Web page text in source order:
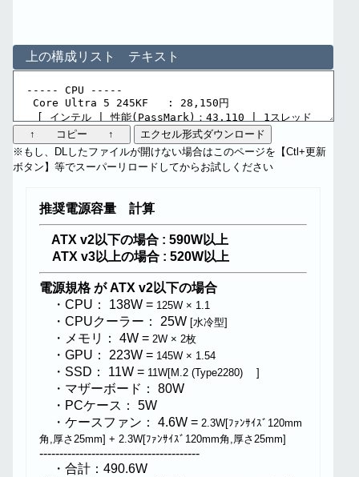
上の構成リスト テキスト
↑ コピー ↑
エクセル形式ダウンロード
※もし、DLしたファイルが開けない場合はこのページを【Ctl+更新
ボタン】等でスーパーリロードしてからお試しください
推奨電源容量 計算
ATX v2以下の場合 : 590W以上
ATX v3以上の場合 : 520W以上
電源規格 が ATX v2以下の場合
・CPU： 138W = 125W × 1.1
・CPUクーラー： 25W [水冷型]
・メモリ： 4W = 2W × 2枚
・GPU： 223W = 145W × 1.54
・SSD： 11W = 11W[M.2 (Type2280) ]
・マザーボード： 80W
・PCケース： 5W
・ケースファン： 4.6W = 2.3W[ﾌｧﾝｻｲｽﾞ120mm
角,厚さ25mm] + 2.3W[ﾌｧﾝｻｲｽﾞ120mm角,厚さ25mm]
----------------------------------------
・合計：490.6W